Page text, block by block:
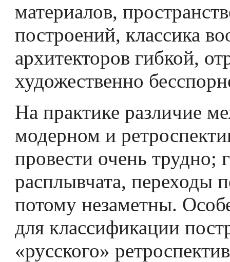
материалов,
построений, классика
архитекторов гибкой,
художественно
На практике различие
модерном и
провести очень трудно;
расплывчата, переходы
потому незаметны.
для классификации
«русского»